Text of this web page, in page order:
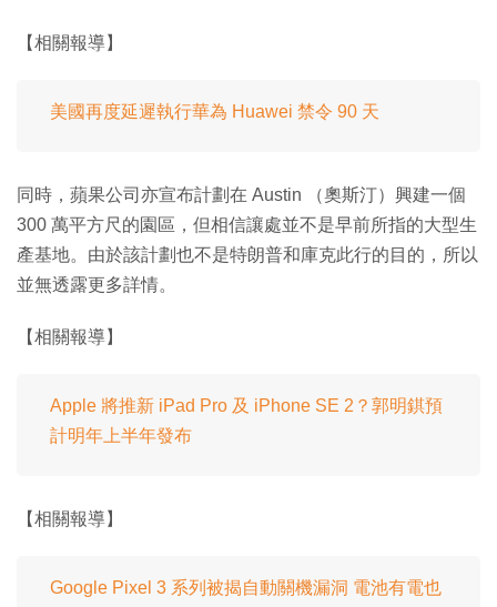
【相關報導】
美國再度延遲執行華為 Huawei 禁令 90 天
同時，蘋果公司亦宣布計劃在 Austin （奧斯汀）興建一個
300 萬平方尺的園區，但相信讓處並不是早前所指的大型生
產基地。由於該計劃也不是特朗普和庫克此行的目的，所以
並無透露更多詳情。
【相關報導】
Apple 將推新 iPad Pro 及 iPhone SE 2？郭明錤預
計明年上半年發布
【相關報導】
Google Pixel 3 系列被揭自動關機漏洞 電池有電也